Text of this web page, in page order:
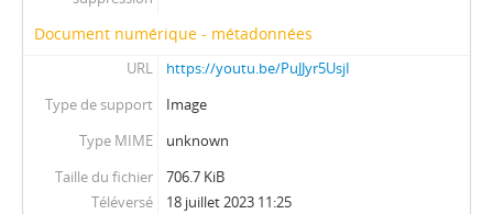
Document numérique - métadonnées
URL
https://youtu.be/PuJJyr5UsjI
Type de support
Image
Type MIME
unknown
Taille du fichier
706.7 KiB
Téléversé
18 juillet 2023 11:25